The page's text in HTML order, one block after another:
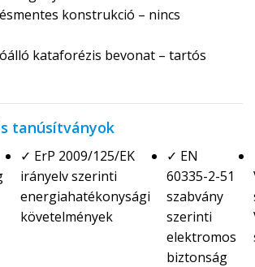
konstrukció – nincs
kataforézis bevonat – tartós
tanúsítványok
✓ ErP 2009/125/EK
irányelv szerinti
energiahatékonysági
követelmények
✓ EN
60335-2-51
szabvány
szerinti
elektromos
biztonság